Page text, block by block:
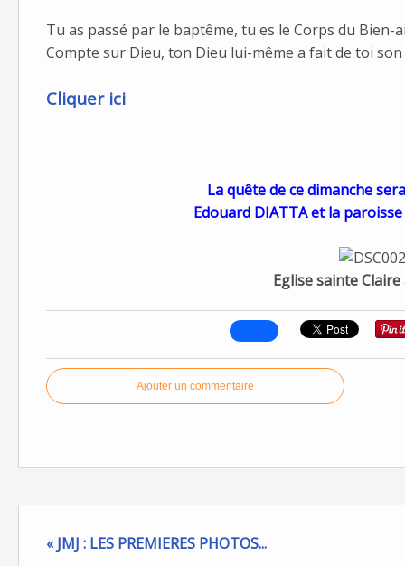
Tu as passé par le baptême, tu es le Corps du Bien-
Compte sur Dieu, ton Dieu lui-même a fait de toi son
Cliquer ici
La quête de ce dimanche
Edouard DIATTA et la
Eglise sainte
Ajouter un commentaire
« JMJ : LES PREMIERES PHOTOS...